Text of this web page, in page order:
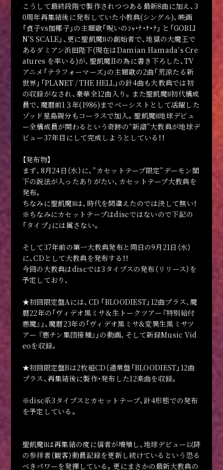
こうして最終段階で製作されつつある最新8曲に加え、3
0周年再集結後に発布していた小教典(シングル)、映画
「貞子vs伽椰子」 の主題歌「呪いのｼｬ・ﾅ・ﾅ・ﾅ」 と「GOBLI
N’S SCALE」、更に聖飢魔Ⅱの創始者で、地獄の大魔王で
あるダミアン浜田陛下(現在はDamian Hamada’s Cre
atures を率いる)が、聖飢魔IIの為に書き下ろした、TV
アニメ「テラフォーマーズ」の主題歌の2曲「荒涼たる新
世界」「PLANET / THE HELL」の計4曲も大教典では初
の収録がなされ、豪華全12曲入り。また聖飢魔Ⅱ初代構成
員で、魔暦前1３年(1986)までベーシストとして活躍した
ゾッド星島親分もコーラスで加入。聖飢魔Ⅱ地球デビュ
ー全構成員が関わるという奇跡の“新譜”大教典が地球デ
ビュー37年目にして完成しようとしている！！
【発布物】
まず、8月24日（水）に、”カセットテープ限定”デーモン閣
下の説法が入ったありがたい、カセットテープ大教典を
発布。
ちなみに聖飢魔Ⅱは、時代を間違えたのでは決して無い！
※ちなみにカセットテープはdiscではないので下記の
「タイプ」には属さない。
そして37年前の第一大教典発布と同日の9月21日（水）
に、CDとして大教典を発布する！！
今回の大教典はdiscでは3タイプスの発布（リリース）を
予定しており、
★初回限定盤Aには、CD 「BLOODIEST」12曲プラス、魔
暦22年の「ヴィデオ黒ミサ＆生トークツアー『特別給付
悪魔』」、魔暦23年の「ヴィデオ黒ミサ&変異生黒ミサツ
アー 『悪チン集団接種』」の動画、そして新録Music Vid
eoを収録。
★初回限定盤Bは2枚組CD（通常盤「BLOODIEST」12曲
プラス、再集結後に製作・発布した12楽曲を収録。
※disc系3タイプスとカセットテープ、計4形態での発布
を予定している。
聖飢魔Ⅱは再集結の度に信者が増殖し、地球デビュー以降
の参拝者（観客）動員記録を更新し続けているという恐る
べきパワーを発揮している。更にまさかの最新大教典の